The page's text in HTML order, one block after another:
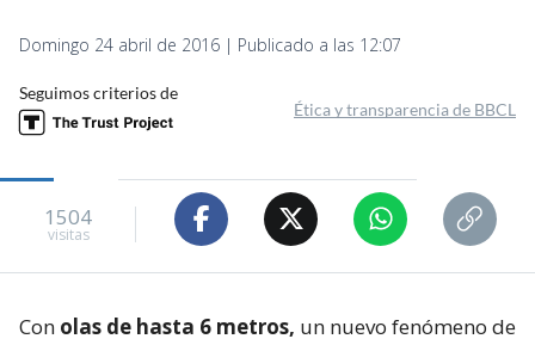
Domingo 24 abril de 2016 | Publicado a las 12:07
Seguimos criterios de
Ética y transparencia de BBCL
1504
visitas
Con olas de hasta 6 metros, un nuevo fenómeno de